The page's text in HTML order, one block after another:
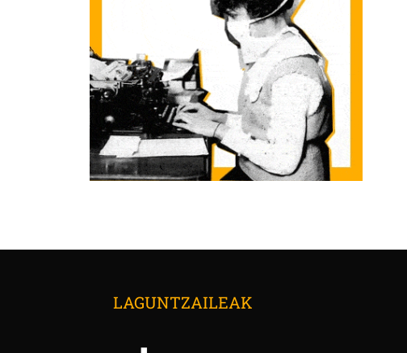
LAGUNTZAILEAK